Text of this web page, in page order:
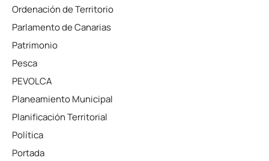
Ordenación de Territorio
Parlamento de Canarias
Patrimonio
Pesca
PEVOLCA
Planeamiento Municipal
Planificación Territorial
Política
Portada